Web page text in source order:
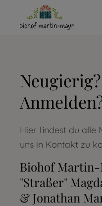
Hier findest du alle
uns in Kontakt zu
Biohof Martin-
"Straßer"
& Jonathan